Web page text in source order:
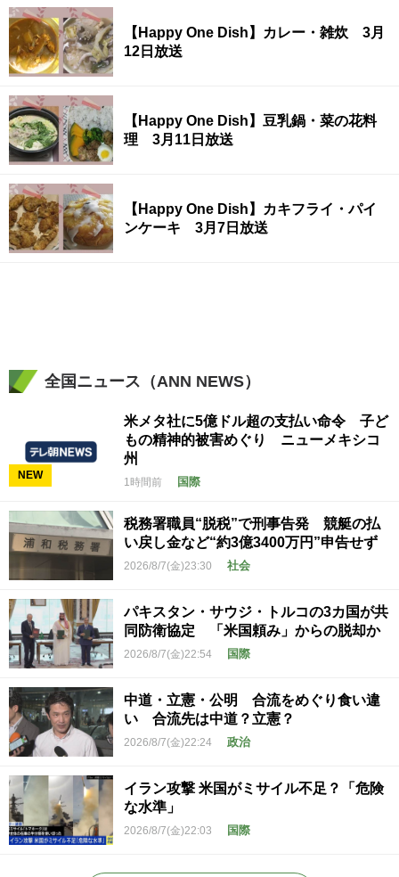
【Happy One Dish】カレー・雑炊 3月
12日放送
【Happy One Dish】豆乳鍋・菜の花料
理 3月11日放送
【Happy One Dish】カキフライ・パイ
ンケーキ 3月7日放送
全国ニュース（ANN NEWS）
NEW
米メタ社に5億ドル超の支払い命令 子ど
もの精神的被害めぐり ニューメキシコ
州
1時間前 国際
税務署職員“脱税”で刑事告発 競艇の払
い戻し金など“約3億3400万円”申告せず
2026/8/7(金)23:30 社会
パキスタン・サウジ・トルコの3カ国が共
同防衛協定 「米国頼み」からの脱却か
2026/8/7(金)22:54 国際
中道・立憲・公明 合流をめぐり食い違
い 合流先は中道？立憲？
2026/8/7(金)22:24 政治
イラン攻撃 米国がミサイル不足？「危険
な水準」
2026/8/7(金)22:03 国際